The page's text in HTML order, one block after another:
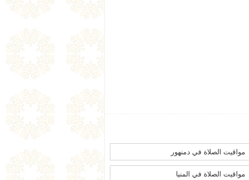
مواقيت الصلاة في دمنهور
مواقيت الصلاة في المنيا